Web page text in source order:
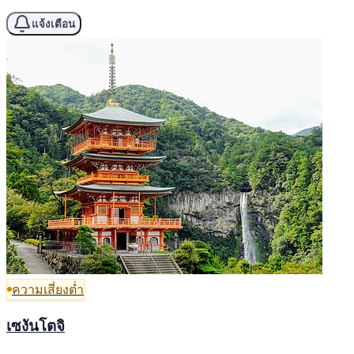
แจ้งเตือน
ความเสี่ยงต่ำ
เซงันโตจิ